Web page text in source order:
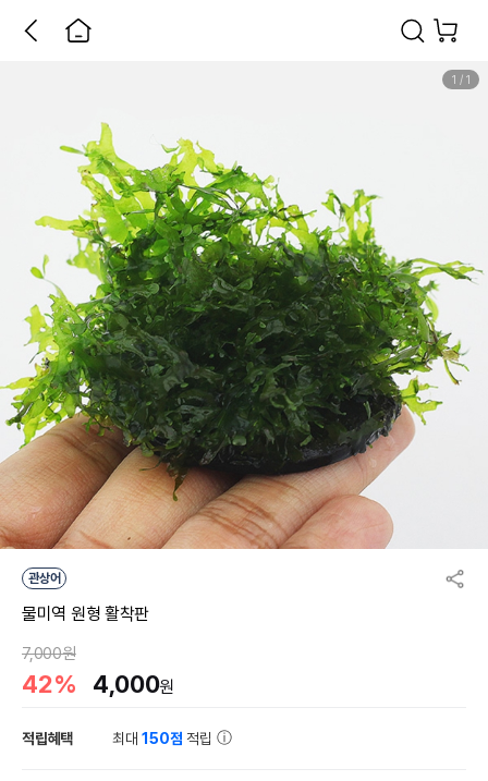
1 / 1
관상어
물미역 원형 활착판
7,000원
42% 4,000원
적립혜택 최대150점 적립